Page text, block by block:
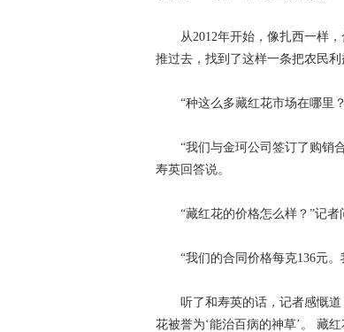
从2012年开始，像扎西一样
推过去，找到了这样一条把农民利
“种这么多藏红花市场在哪里
“我们与金珂公司签订了购销
寿英回答说。
“藏红花的价格怎么样？”记者
“我们的合同价格每克136元
听了和寿英的话，记者感慨
花被誉为‘能治百病的神草’。 藏